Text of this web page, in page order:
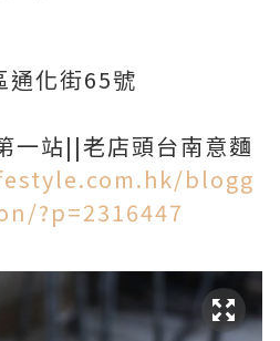
通化街65號
一站||老店頭台南意麵
blogg
?p=2316447